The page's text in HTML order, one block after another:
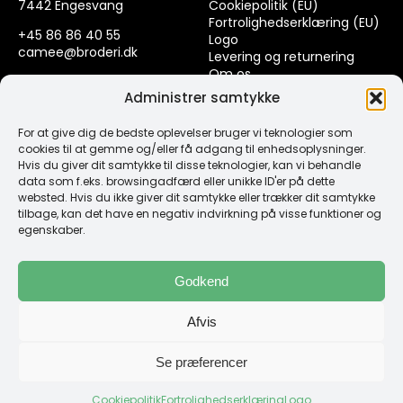
Administrer samtykke
For at give dig de bedste oplevelser bruger vi teknologier som
cookies til at gemme og/eller få adgang til enhedsoplysninger.
Hvis du giver dit samtykke til disse teknologier, kan vi behandle
data som f.eks. browsingadfærd eller unikke ID'er på dette
websted. Hvis du ikke giver dit samtykke eller trækker dit samtykke
tilbage, kan det have en negativ indvirkning på visse funktioner og
egenskaber.
Godkend
Afvis
Se præferencer
CookiepolitikFortrolighedserklæringLogo
7442 Engesvang
+45 86 86 40 55
camee@broderi.dk
Cookiepolitik (EU)
Fortrolighedserklæring (EU)
Logo
Levering og returnering
Om os
Kontakt
Links
Spørgsmål & Svar
Tråd
Design selv guide
Konto
Log ind